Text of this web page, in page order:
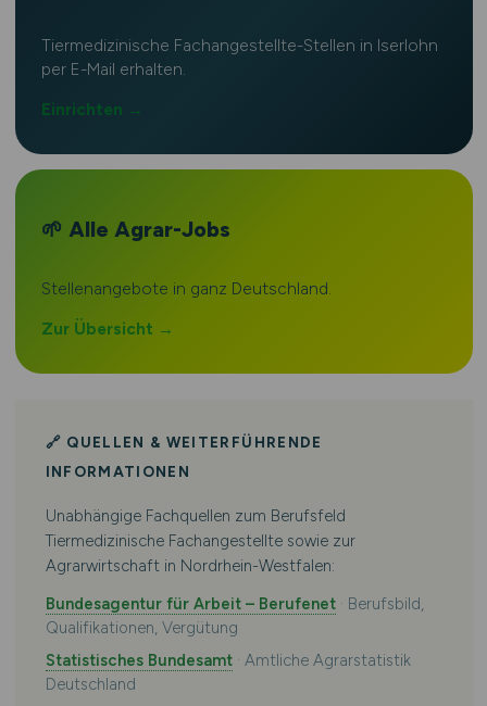
Tiermedizinische Fachangestellte-Stellen in Iserlohn
per E-Mail erhalten.
Einrichten →
🌱 Alle Agrar-Jobs
Stellenangebote in ganz Deutschland.
Zur Übersicht →
🔗 QUELLEN & WEITERFÜHRENDE
INFORMATIONEN
Unabhängige Fachquellen zum Berufsfeld
Tiermedizinische Fachangestellte sowie zur
Agrarwirtschaft in Nordrhein-Westfalen:
Bundesagentur für Arbeit – Berufenet· Berufsbild,
Qualifikationen, Vergütung
Statistisches Bundesamt· Amtliche Agrarstatistik
Deutschland